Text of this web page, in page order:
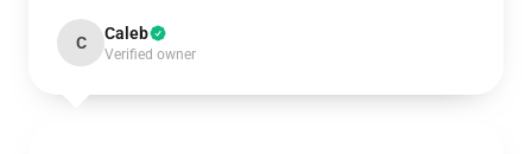
C Caleb
Verified owner